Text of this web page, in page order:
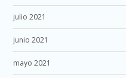
julio 2021
junio 2021
mayo 2021